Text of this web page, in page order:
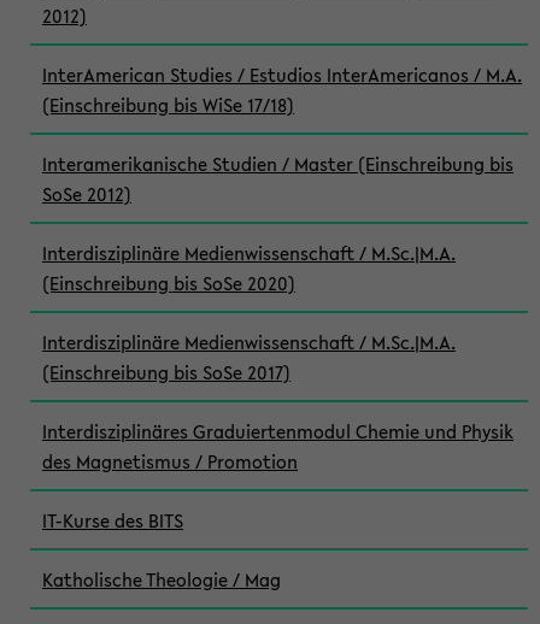
2012)
InterAmerican Studies / Estudios InterAmericanos / M.A.
(Einschreibung bis WiSe 17/18)
Interamerikanische Studien / Master (Einschreibung bis
SoSe 2012)
Interdisziplinäre Medienwissenschaft / M.Sc.|M.A.
(Einschreibung bis SoSe 2020)
Interdisziplinäre Medienwissenschaft / M.Sc.|M.A.
(Einschreibung bis SoSe 2017)
Interdisziplinäres Graduiertenmodul Chemie und Physik
des Magnetismus / Promotion
IT-Kurse des BITS
Katholische Theologie / Mag